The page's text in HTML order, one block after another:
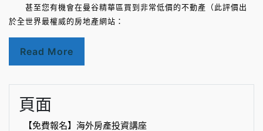
甚至您有機會在曼谷精華區買到非常低價的不動產（此評價出
於全世界最權威的房地產網站：
Read More
頁面
【免費報名】海外房產投資講座